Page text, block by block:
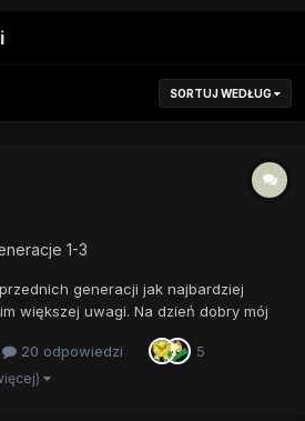
SORTUJ WEDŁUG
1-3
generacji jak najbardziej
większej uwagi. Na dzień dobry mój
w sobie postać bardzo ciekawa, a i
te rogi, paszcza, bródka i t...
20 odpowiedzi 5